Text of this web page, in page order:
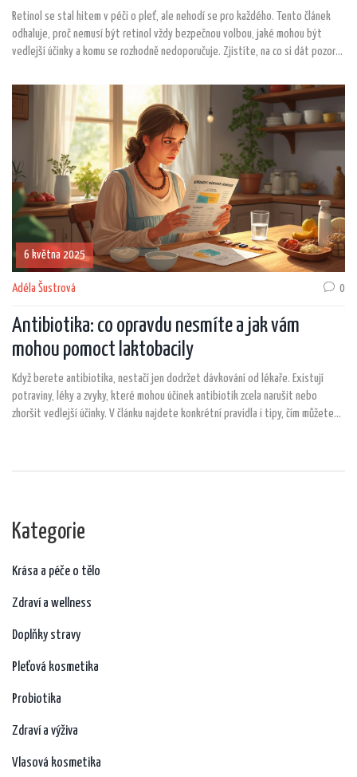
Retinol se stal hitem v péči o pleť, ale nehodí se pro každého. Tento článek
odhaluje, proč nemusí být retinol vždy bezpečnou volbou, jaké mohou být
vedlejší účinky a komu se rozhodně nedoporučuje. Zjistíte, na co si dát pozor
účinných látkách. Najdete zde užitečné tipy i konkrétní příklady rizik. Čtěte dál,
pokud vás zajímá pravda o retinolu a o tom, jak chránit svou pokožku.
6 května 2025
Adéla Šustrová 0
Antibiotika: co opravdu nesmíte a jak vám
mohou pomoct laktobacily
Když berete antibiotika, nestačí jen dodržet dávkování od lékaře. Existují
potraviny, léky a zvyky, které mohou účinek antibiotik zcela narušit nebo
zhoršit vedlejší účinky. V článku najdete konkrétní pravidla i tipy, čím můžete
Kategorie
Krása a péče o tělo
Zdraví a wellness
Doplňky stravy
Pleťová kosmetika
Probiotika
Zdraví a výživa
Vlasová kosmetika